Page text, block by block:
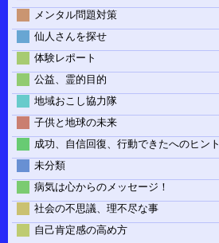
メンタル問題対策
仙人さんを探せ
体験レポート
公益、霊的目的
地域おこし協力隊
子供と地球の未来
成功、自信回復、行動できたへのヒント
未分類
病気は心からのメッセージ！
社会の不思議、理不尽な事
自己肯定感の高め方